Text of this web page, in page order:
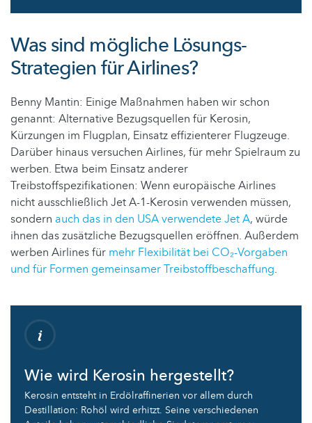
Was sind mögliche Lösungs-
Strategien für Airlines?
Benny Mantin: Einige Maßnahmen haben wir schon
genannt: Alternative Bezugsquellen für Kerosin,
Kürzungen im Flugplan, Einsatz effizienterer Flugzeuge.
Darüber hinaus versuchen Airlines, für mehr Spielraum zu
werben. Etwa beim Einsatz anderer
Treibstoffspezifikationen: Wenn europäische Airlines
nicht ausschließlich Jet A-1-Kerosin verwenden müssen,
sondern auch das in den USA verwendete Jet A, würde
ihnen das zusätzliche Bezugsquellen eröffnen. Außerdem
werben Airlines für mehr Flexibilität bei CO₂-Vorgaben
und für Formen gemeinsamer Treibstoffbeschaffung.
Wie wird Kerosin hergestellt?
Kerosin entsteht in Erdölraffinerien vor allem durch
Destillation: Rohöl wird erhitzt. Seine verschiedenen